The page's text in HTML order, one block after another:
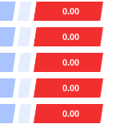
0.00
0.00
0.00
0.00
0.00